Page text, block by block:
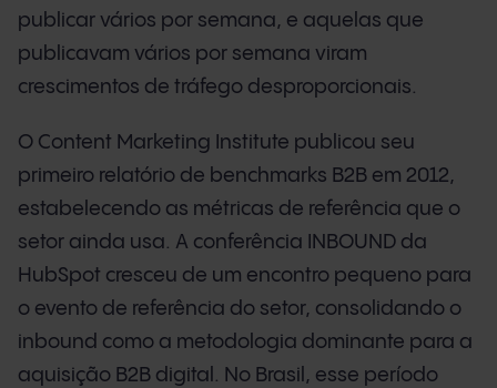
publicar vários por semana, e aquelas que
publicavam vários por semana viram
crescimentos de tráfego desproporcionais.
O Content Marketing Institute publicou seu
primeiro relatório de benchmarks B2B em 2012,
estabelecendo as métricas de referência que o
setor ainda usa. A conferência INBOUND da
HubSpot cresceu de um encontro pequeno para
o evento de referência do setor, consolidando o
inbound como a metodologia dominante para a
aquisição B2B digital. No Brasil, esse período